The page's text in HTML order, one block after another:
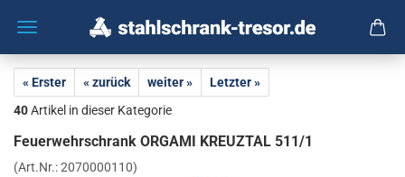
« Erster « zurück weiter »
Letzter »
40Artikel in dieser Kategorie
Feu­er­wehr­schrank OR­GA­MI KREUZ­TAL 511/1
(Art.Nr.:2070000110)